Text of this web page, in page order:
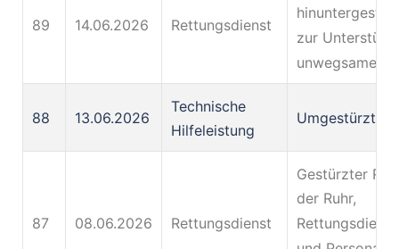
89 14.06.2026 Rettungsdienst
zur
unwegsamen
88 13.06.2026
Technische
Hilfeleistung
Umgestürzter
87 08.06.2026 Rettungsdienst
Gestürzter
der Ruhr,